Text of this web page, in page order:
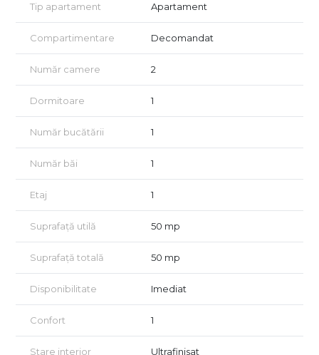
facilități.
-Contract pe perioadă minimă de 1 an
-Nu se acceptă animale de companie
- se achita luna in curs + o luna garantie+ comisionul agentiei
Detalii tel 0741182377 Silvia
Tip apartament Apartament
Compartimentare Decomandat
Număr camere 2
Dormitoare 1
Număr bucătării 1
Număr băi 1
Etaj 1
Suprafață utilă 50 mp
Suprafață totală 50 mp
Disponibilitate Imediat
Confort 1
Stare interior Ultrafinisat